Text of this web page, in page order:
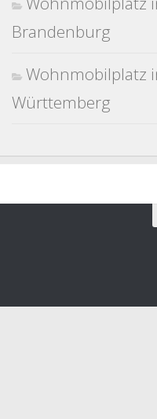
Brandenburg
Wohnmobilplatz
Württemberg